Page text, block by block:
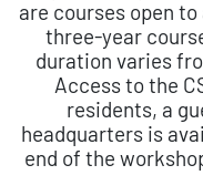
are courses open
three-year
duration varies
Access to the
residents, a
headquarters is
end of the